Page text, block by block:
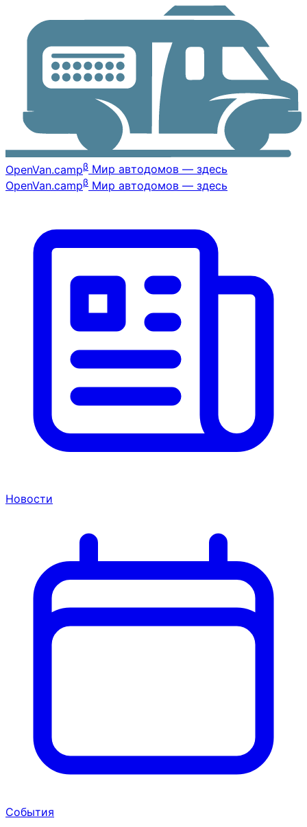
OpenVan.campβ Мир автодомов — здесь
OpenVan.campβ Мир автодомов — здесь
Новости
События